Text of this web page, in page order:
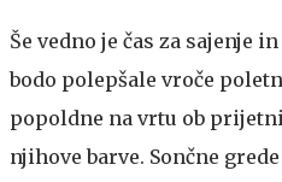
Še vedno je čas za sajenje
bodo polepšale vroče
popoldne na vrtu ob
njihove barve. Sončne